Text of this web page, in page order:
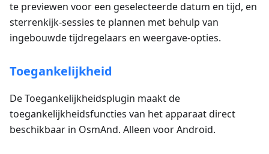
te previewen voor een geselecteerde datum en tijd, en
sterrenkijk-sessies te plannen met behulp van
ingebouwde tijdregelaars en weergave-opties.
Toegankelijkheid
De Toegankelijkheidsplugin maakt de
toegankelijkheidsfuncties van het apparaat direct
beschikbaar in OsmAnd. Alleen voor Android.